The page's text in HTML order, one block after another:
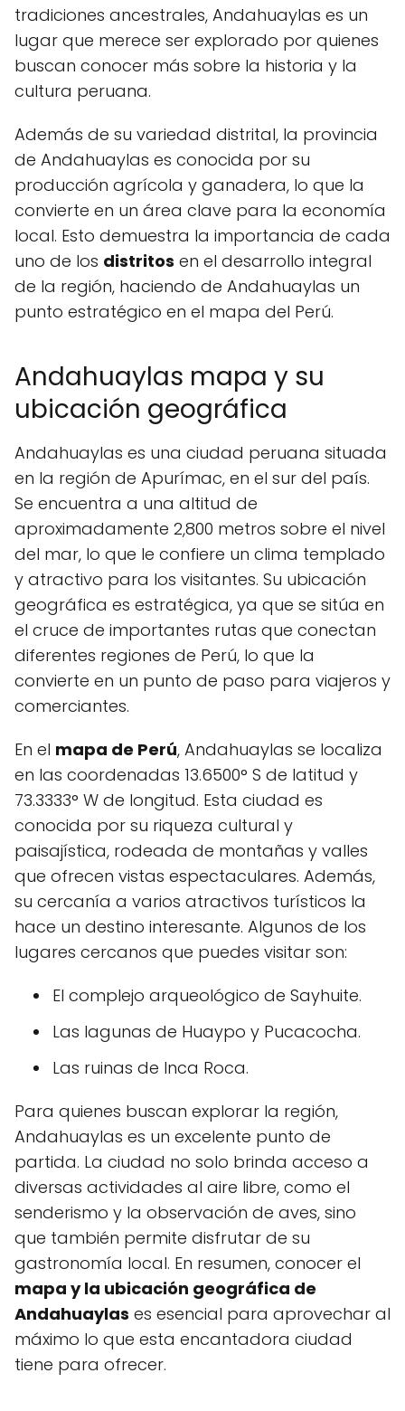
tradiciones ancestrales, Andahuaylas es un
lugar que merece ser explorado por quienes
buscan conocer más sobre la historia y la
cultura peruana.
Además de su variedad distrital, la provincia
de Andahuaylas es conocida por su
producción agrícola y ganadera, lo que la
convierte en un área clave para la economía
local. Esto demuestra la importancia de cada
uno de los distritos en el desarrollo integral
de la región, haciendo de Andahuaylas un
punto estratégico en el mapa del Perú.
Andahuaylas mapa y su
ubicación geográfica
Andahuaylas es una ciudad peruana situada
en la región de Apurímac, en el sur del país.
Se encuentra a una altitud de
aproximadamente 2,800 metros sobre el nivel
del mar, lo que le confiere un clima templado
y atractivo para los visitantes. Su ubicación
geográfica es estratégica, ya que se sitúa en
el cruce de importantes rutas que conectan
diferentes regiones de Perú, lo que la
convierte en un punto de paso para viajeros y
comerciantes.
En el mapa de Perú, Andahuaylas se localiza
en las coordenadas 13.6500° S de latitud y
73.3333° W de longitud. Esta ciudad es
conocida por su riqueza cultural y
paisajística, rodeada de montañas y valles
que ofrecen vistas espectaculares. Además,
su cercanía a varios atractivos turísticos la
hace un destino interesante. Algunos de los
lugares cercanos que puedes visitar son:
El complejo arqueológico de Sayhuite.
Las lagunas de Huaypo y Pucacocha.
Las ruinas de Inca Roca.
Para quienes buscan explorar la región,
Andahuaylas es un excelente punto de
partida. La ciudad no solo brinda acceso a
diversas actividades al aire libre, como el
senderismo y la observación de aves, sino
que también permite disfrutar de su
gastronomía local. En resumen, conocer el
mapa y la ubicación geográfica de
Andahuaylas es esencial para aprovechar al
máximo lo que esta encantadora ciudad
tiene para ofrecer.